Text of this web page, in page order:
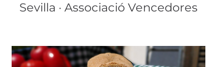
Sevilla · Associació Vencedores